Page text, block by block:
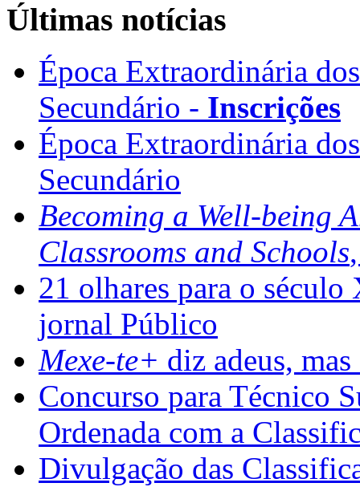
Últimas notícias
Época Extraordinária
Secundário - Inscrições
Época Extraordinária
Secundário
Becoming a Well-being
Classrooms and Schools
21 olhares para o
jornal Público
Mexe-te+ diz adeus,
Concurso para Técnico
Ordenada com a
Divulgação das